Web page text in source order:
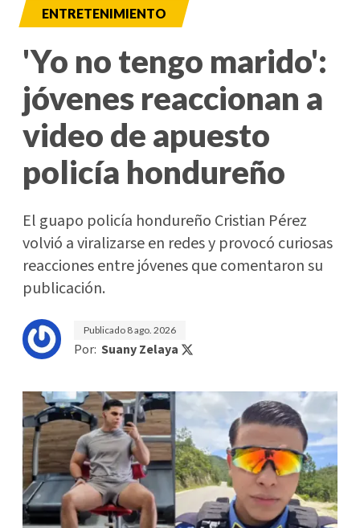
ENTRETENIMIENTO
'Yo no tengo marido':
jóvenes reaccionan a
video de apuesto
policía hondureño
El guapo policía hondureño Cristian Pérez
volvió a viralizarse en redes y provocó curiosas
reacciones entre jóvenes que comentaron su
publicación.
Publicado 8 ago. 2026
Por: Suany Zelaya